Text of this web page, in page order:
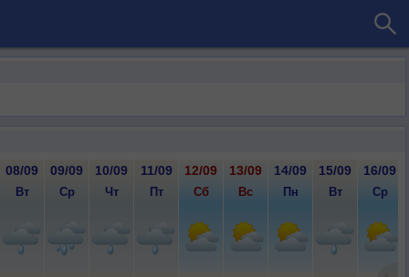
08/09 09/09 10/09 11/09 12/09 13/09 14/09 15/09 16/09
Вт Ср Чт Пт Сб Вс Пн Вт Ср